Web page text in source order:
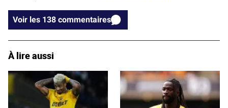
Voir les 138 commentaires
À lire aussi